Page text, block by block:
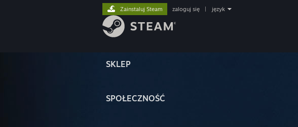
SKLEP
SPOŁECZNOŚĆ
Zainstaluj Steam zaloguj się język